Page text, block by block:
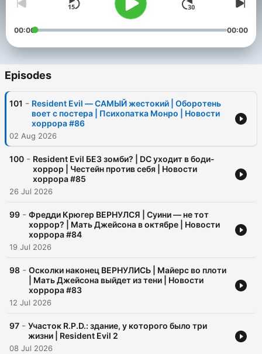
00:00 00:00
Episodes
101 - Resident Evil — САМЫЙ жестокий | Оборотень
воет с постера | Психопатка Монро | Новости
хоррора #86
02 Aug 2026
100 - Resident Evil БЕЗ зомби? | DC уходит в боди-
хоррор | Честейн против себя | Новости
хоррора #85
26 Jul 2026
99 - Фредди Крюгер ВЕРНУЛСЯ | Суини — не тот
хоррор? | Мать Джейсона в октябре | Новости
хоррора #84
19 Jul 2026
98 - Осколки наконец ВЕРНУЛИСЬ | Майерс во плоти
| Мать Джейсона выйдет из тени | Новости
хоррора #83
12 Jul 2026
97 - Участок R.P.D.: здание, у которого было три
жизни | Resident Evil 2
08 Jul 2026